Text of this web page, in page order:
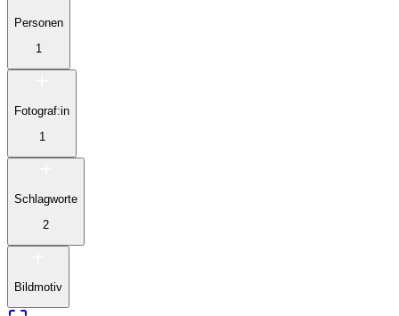
Personen
1
Fotograf:in
1
Schlagworte
2
Bildmotiv